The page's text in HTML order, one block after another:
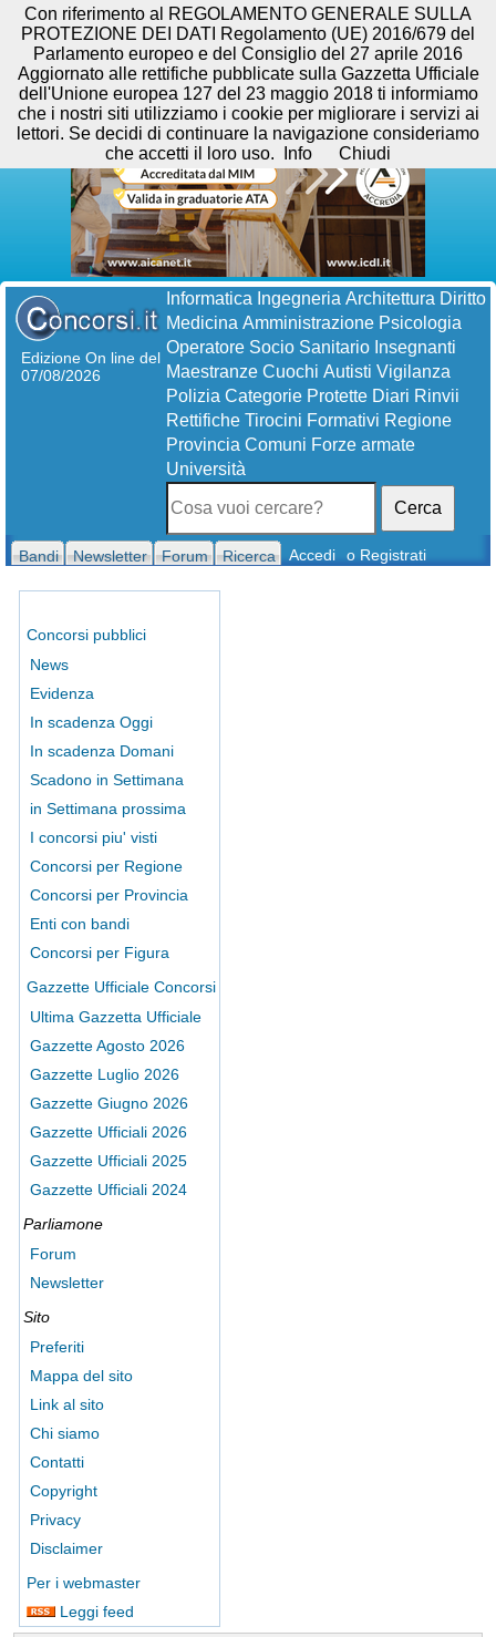
Edizione On line del
07/08/2026
Informatica Ingegneria Architettura Diritto
Medicina Amministrazione Psicologia
Operatore Socio Sanitario Insegnanti
Maestranze Cuochi Autisti Vigilanza
Polizia Categorie Protette Diari Rinvii
Rettifiche Tirocini Formativi Regione
Provincia Comuni Forze armate
Università
Cerca
Bandi Newsletter Forum Ricerca Accedi o Registrati
Concorsi pubblici
News
Evidenza
In scadenza Oggi
In scadenza Domani
Scadono in Settimana
in Settimana prossima
I concorsi piu' visti
Concorsi per Regione
Concorsi per Provincia
Enti con bandi
Concorsi per Figura
Gazzette Ufficiale Concorsi
Ultima Gazzetta Ufficiale
Gazzette Agosto 2026
Gazzette Luglio 2026
Gazzette Giugno 2026
Gazzette Ufficiali 2026
Gazzette Ufficiali 2025
Gazzette Ufficiali 2024
Parliamone
Forum
Newsletter
Sito
Preferiti
Mappa del sito
Link al sito
Chi siamo
Contatti
Copyright
Privacy
Disclaimer
Per i webmaster
Leggi feed
Con riferimento al REGOLAMENTO GENERALE SULLA
PROTEZIONE DEI DATI Regolamento (UE) 2016/679 del
Parlamento europeo e del Consiglio del 27 aprile 2016
Aggiornato alle rettifiche pubblicate sulla Gazzetta Ufficiale
dell'Unione europea 127 del 23 maggio 2018 ti informiamo
che i nostri siti utilizziamo i cookie per migliorare i servizi ai
lettori. Se decidi di continuare la navigazione consideriamo
che accetti il loro uso.
Info Chiudi